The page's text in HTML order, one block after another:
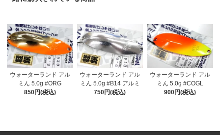
ウォーターランド アル
ミん 5.0g #ORG
850円(税込)
ウォーターランド アル
ミん 5.0g #B14 アルミ
750円(税込)
ウォーターランド アル
ミん 5.0g #COGL
900円(税込)